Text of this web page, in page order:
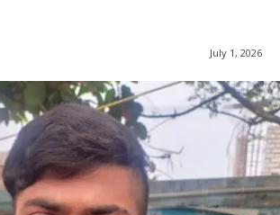
July 1, 2026